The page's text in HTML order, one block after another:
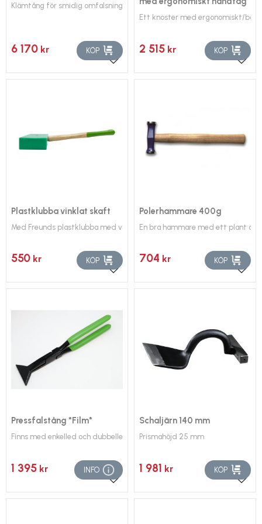
Klämtång för smidig omfalsning av bleck och lister.
6 170 kr
Lägg till i favoriter
KÖP
Ett knoster med ergonomiskt/böjt
2 515 kr
KÖP
Plastklubba vinklat skaft
Med Freunds plastklubba med vinklat skaft sparar du fingrarna.
550 kr
Lägg till i favoriter
KÖP
Polerhammare 400g
En bra hammare med ett plant
704 kr
KÖP
Pressfalstång *Film*
Finns med enkelled och dubbelled
1 395 kr
Lägg till i favoriter
INFO
Schaljärn 140 mm
Prismahöjd 25 mm
1 981 kr
KÖP